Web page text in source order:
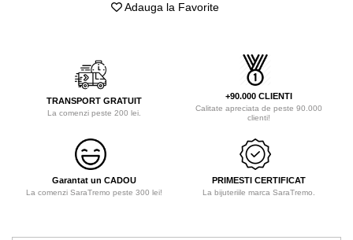
Adauga la Favorite
TRANSPORT GRATUIT
La comenzi peste 200 lei.
+90.000 CLIENTI
Calitate apreciata de peste 90.000
clienti!
Garantat un CADOU
La comenzi SaraTremo peste 300 lei!
PRIMESTI CERTIFICAT
La bijuteriile marca SaraTremo.